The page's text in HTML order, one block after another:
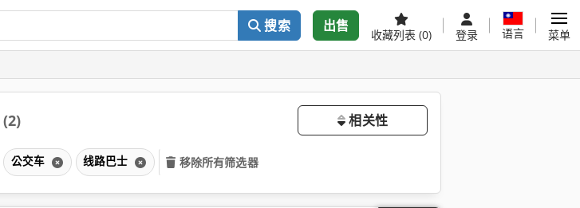
搜索 出售
收藏列表 (0) 登录 语言 菜单
(2) 相关性
公交车 线路巴士 移除所有筛选器